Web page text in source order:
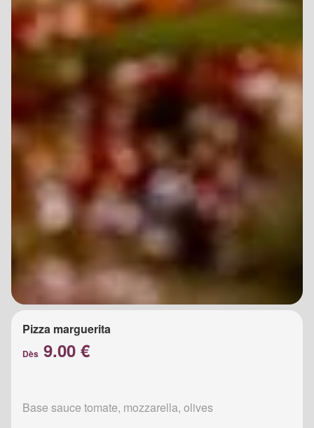
Pizza marguerita
Dès 9.00 €
Base sauce tomate, mozzarella, olives